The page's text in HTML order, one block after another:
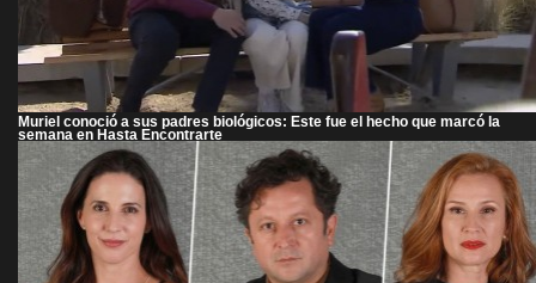
Muriel conoció a sus padres biológicos: Este fue el hecho que marcó la
semana en Hasta Encontrarte